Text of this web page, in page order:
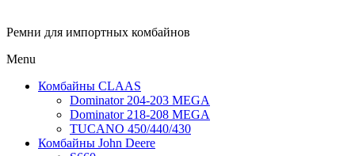
Ремни для импортных комбайнов
Menu
Комбайны CLAAS
Dominator 204-203 MEGA
Dominator 218-208 MEGA
TUCANO 450/440/430
Комбайны John Deere